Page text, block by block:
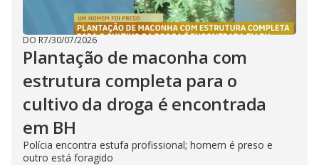
DO R7/30/07/2026
Plantação de maconha com
estrutura completa para o
cultivo da droga é encontrada
em BH
Polícia encontra estufa profissional; homem é preso e
outro está foragido